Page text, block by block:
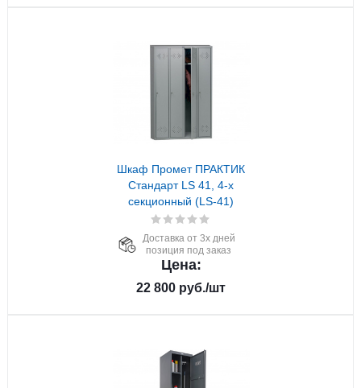
Шкаф Промет ПРАКТИК
Стандарт LS 41, 4-х
секционный (LS-41)
Доставка от 3х дней
позиция под заказ
Цена:
22 800 руб./шт